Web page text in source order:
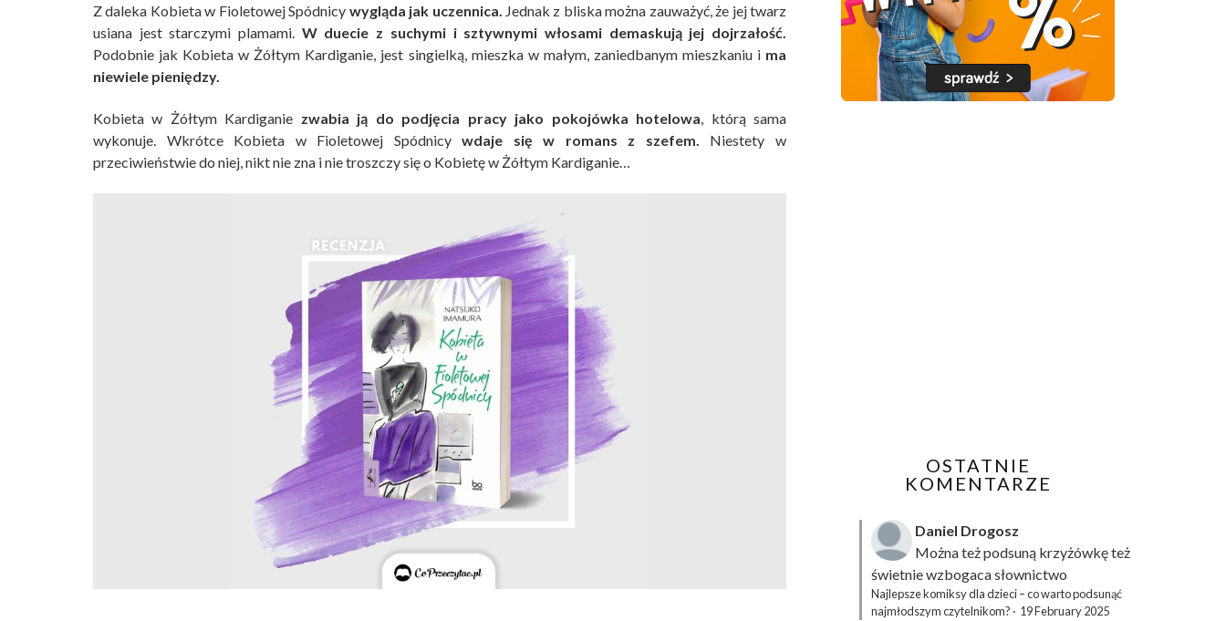
Z daleka Kobieta w Fioletowej Spódnicy wygląda jak uczennica. Jednak z bliska można zauważyć, że jej twarz
usiana jest starczymi plamami. W duecie z suchymi i sztywnymi włosami demaskują jej dojrzałość.
Podobnie jak Kobieta w Żółtym Kardiganie, jest singielką, mieszka w małym, zaniedbanym mieszkaniu i ma
niewiele pieniędzy.
Kobieta w Żółtym Kardiganie zwabia ją do podjęcia pracy jako pokojówka hotelowa , którą sama
wykonuje. Wkrótce Kobieta w Fioletowej Spódnicywdaje się w romans z szefem.
Niestety w
przeciwieństwie do niej, nikt nie zna i nie troszczy się o Kobietę w Żółtym Kardiganie…
OSTATNIE
KOMENTARZE
Daniel Drogosz
Można też podsuną krzyżówkęteż
świetnie wzbogaca słownictwo
Najlepsze komiksy dla dzieci – co warto podsunąć
najmłodszym czytelnikom? · 19 February 2025